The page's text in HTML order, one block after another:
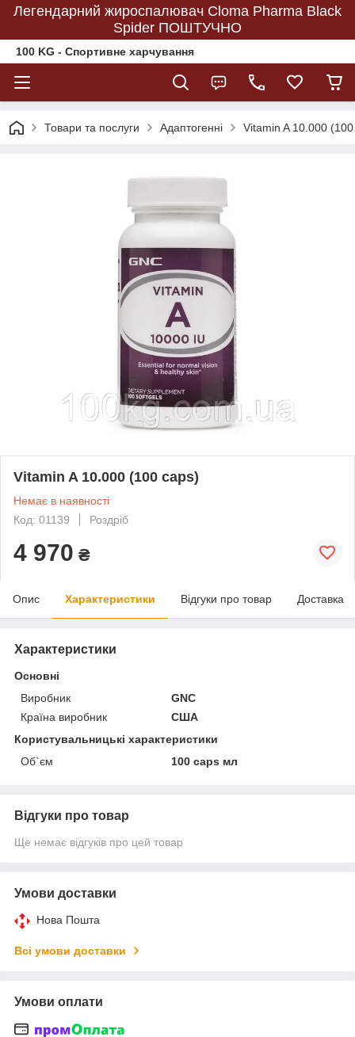
Легендарний жироспалювач Cloma Pharma Black
Spider ПОШТУЧНО
100 KG - Спортивне харчування
Товари та послуги Адаптогенні Vitamin A 10.000
Vitamin A 10.000 (100 caps)
Немає в наявності
Код: 01139
Роздріб
4 970 ₴
Опис Характеристики Відгуки про товар Доставка
Характеристики
Основні
Виробник
GNC
Країна виробник
США
Користувальницькі характеристики
Об`єм
100 caps мл
Відгуки про товар
Ще немає відгуків про цей товар
Умови доставки
Нова Пошта
Всі умови доставки
Умови оплати